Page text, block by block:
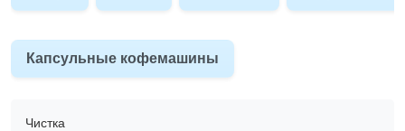
Капсульные кофемашины
Чистка